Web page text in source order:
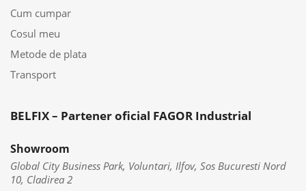
Cum cumpar
Cosul meu
Metode de plata
Transport
BELFIX – Partener oficial FAGOR Industrial
Showroom
Global City Business Park, Voluntari, Ilfov, Sos Bucuresti Nord
10, Cladirea 2